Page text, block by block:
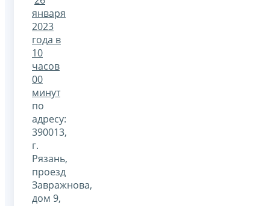
января
2023
года в
10
часов
00
минут
по
адресу:
390013,
г.
Рязань,
проезд
Завражнова,
дом 9,